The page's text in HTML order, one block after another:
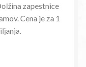
zapestnice
Cena je za 1